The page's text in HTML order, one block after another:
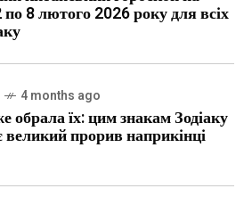
8 лютого 2026 року для всіх
4 months ago
обрала їх: цим знакам Зодіаку
великий прорив наприкінці